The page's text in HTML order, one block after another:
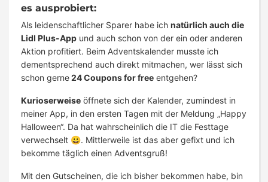
es ausprobiert:
Als leidenschaftlicher Sparer habe ich natürlich auch die
Lidl Plus-App und auch schon von der ein oder anderen
Aktion profitiert. Beim Adventskalender musste ich
dementsprechend auch direkt mitmachen, wer lässt sich
schon gerne24 Coupons for free entgehen?
Kurioserweise öffnete sich der Kalender, zumindest in
meiner App, in den ersten Tagen mit der Meldung „Happy
Halloween“. Da hat wahrscheinlich die IT die Festtage
verwechselt 😀. Mittlerweile ist das aber gefixt und ich
bekomme täglich einen Adventsgruß!
Mit den Gutscheinen, die ich bisher bekommen habe, bin